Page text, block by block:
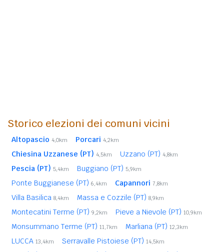
Storico elezioni dei comuni vicini
Altopascio 4,0km Porcari 4,2km
Chiesina Uzzanese (PT) 4,5km Uzzano (PT) 4,8km
Pescia (PT) 5,4km Buggiano (PT) 5,9km
Ponte Buggianese (PT) 6,4km Capannori 7,8km
Villa Basilica 8,4km Massa e Cozzile (PT) 8,9km
Montecatini Terme (PT) 9,2km Pieve a Nievole (PT) 10,9km
Monsummano Terme (PT) 11,7km Marliana (PT) 12,3km
LUCCA 13,4km Serravalle Pistoiese (PT) 14,5km